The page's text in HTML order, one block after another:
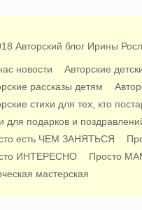
Авторский блог Ирины
новости
Авторские
рассказы детям
стихи для тех, кто
для подарков и
есть ЧЕМ ЗАНЯТЬСЯ
ИНТЕРЕСНО
Просто
мастерская